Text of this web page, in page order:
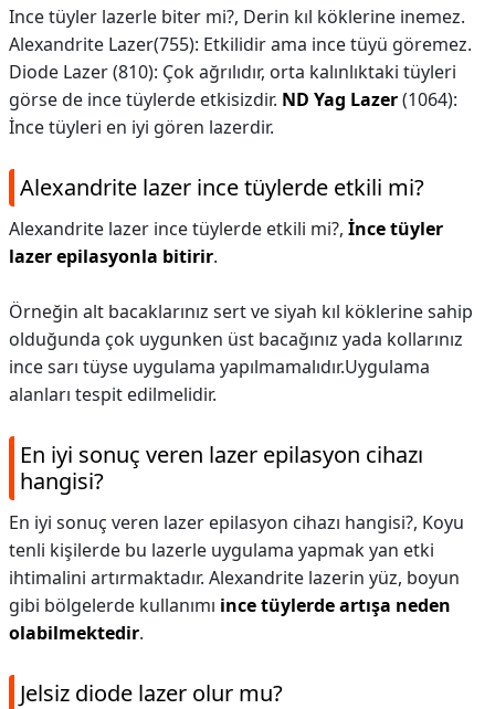
Ince tüyler lazerle biter mi?, Derin kıl köklerine inemez.
Alexandrite Lazer(755): Etkilidir ama ince tüyü göremez.
Diode Lazer (810): Çok ağrılıdır, orta kalınlıktaki tüyleri
görse de ince tüylerde etkisizdir. ND Yag Lazer(1064):
İnce tüyleri en iyi gören lazerdir.
Alexandrite lazer ince tüylerde etkili mi?
Alexandrite lazer ince tüylerde etkili mi?, İnce tüyler
lazer epilasyonla bitirir.
Örneğin alt bacaklarınız sert ve siyah kıl köklerine sahip
olduğunda çok uygunken üst bacağınız yada kollarınız
ince sarı tüyse uygulama yapılmamalıdır.Uygulama
alanları tespit edilmelidir.
En iyi sonuç veren lazer epilasyon cihazı
hangisi?
En iyi sonuç veren lazer epilasyon cihazı hangisi?, Koyu
tenli kişilerde bu lazerle uygulama yapmak yan etki
ihtimalini artırmaktadır. Alexandrite lazerin yüz, boyun
gibi bölgelerde kullanımı ince tüylerde artışa neden
olabilmektedir.
Jelsiz diode lazer olur mu?